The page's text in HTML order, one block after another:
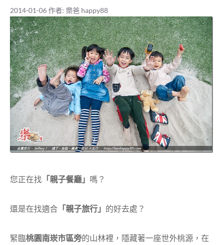
2014-01-06作者: 樂爸 happy88
您正在找 「親子餐廳」 嗎？
還是在找適合 「親子旅行」 的好去處？
緊臨桃園南崁市區旁的山林裡，隱藏著一座世外桃源，在